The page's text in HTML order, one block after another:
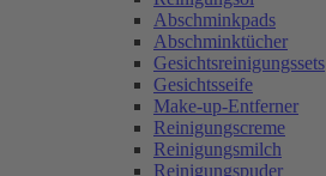
Abschminkpads
Abschminktücher
Gesichtsreinigungssets
Gesichtsseife
Make-up-Entferner
Reinigungscreme
Reinigungsmilch
Reinigungspuder